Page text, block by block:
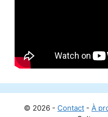
© 2026 - Contact - À